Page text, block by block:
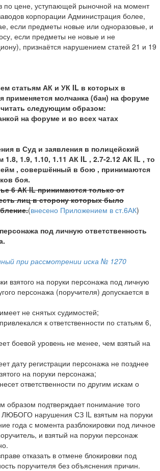
по цене, уступающей рыночной на момент
корпорации Администрация более,
если предметы новые или одноразовые, и
если предметы не новые и не
признаётся нарушением статей 21 и 19
статьям АК и УК IL в которых в
применяется молчанка (бан) на форуме
читать следующим образом:
на форуме и во всех чатах
в Суд и заявления в полицейский
1.8, 1.9, 1.10, 1.11 АК IL , 2.7-2.12 АК IL , то
, совершённый в бою , принимаются
боя.
6 АК IL принимаются только от
лиц в сторону которых было
(внесено Приложением в ст.6АК)
под личную ответственность
при рассмотрении иска № 1270
взятого на поруки персонажа под личную
персонажа (поручителя) допускается в
не снятых судимостей;
к ответственности по статьям 6,
боевой уровень не менее, чем взятый на
дату регистрации персонажа не позднее
на поруки персонажа;
ответственности по другим искам о
образом подтверждает понимание того
ЛЮБОГО нарушения СЗ IL взятым на поруки
года с момента разблокировки под личное
и взятый на поруки персонаж
отказать в отмене блокировки под
поручителя без объяснения причин.